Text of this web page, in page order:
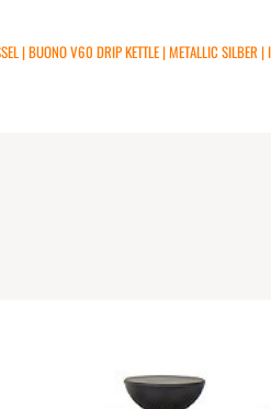
| BUONO V60 DRIP KETTLE | METALLIC SILBER